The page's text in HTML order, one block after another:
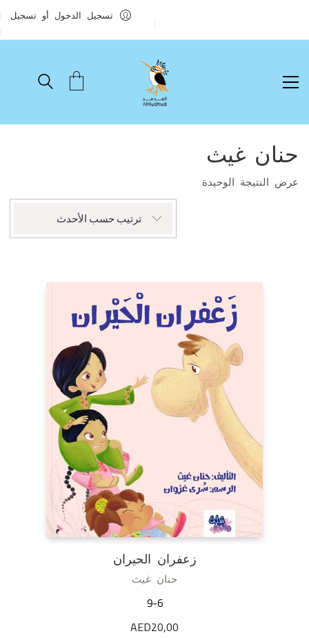
تسجيل الدخول أو تسجيل
حنان غيث
عرض النتيجة الوحيدة
ترتيب حسب الأحدث
زعفران الحيران
حنان غيث
9-6
AED20,00